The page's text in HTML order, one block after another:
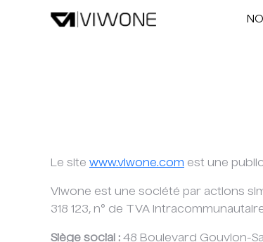
Le site www.viwone.com est une
Viwone est une société par actions
318 123, n° de TVA
Siège social : 48 Boulevard Gouvion-